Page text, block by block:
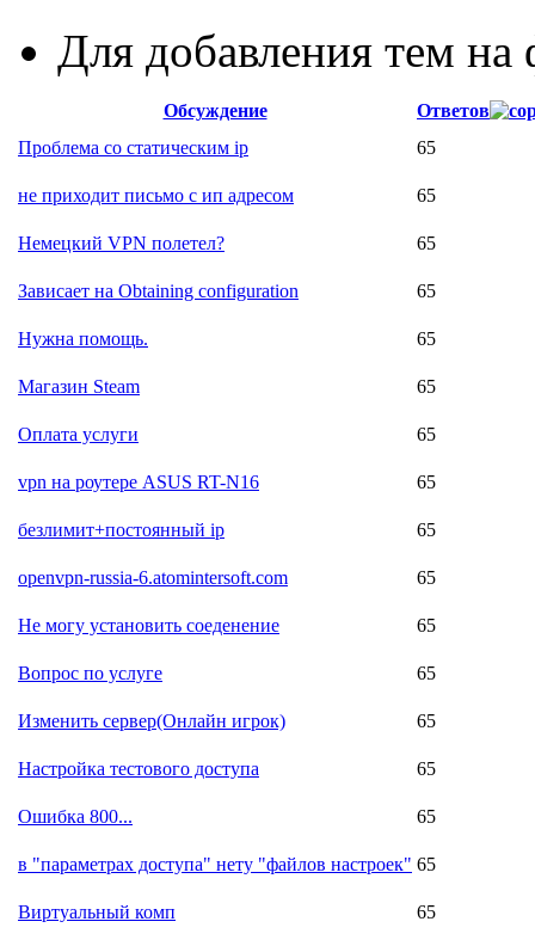
Для добавления тем
Обсуждение
Ответов
Проблема со статическим ip
65
не приходит письмо с ип адресом 65
Немецкий VPN полетел? 65
Зависает на Obtaining configuration 65
Нужна помощь. 65
Магазин Steam 65
Оплата услуги 65
vpn на роутере ASUS RT-N16 65
безлимит+постоянный ip 65
openvpn-russia-6.atomintersoft.com 65
Не могу установить соеденение 65
Вопрос по услуге 65
Изменить сервер(Онлайн игрок) 65
Настройка тестового доступа 65
Ошибка 800... 65
в "параметрах доступа" нету "файлов настроек" 65
Виртуальный комп 65